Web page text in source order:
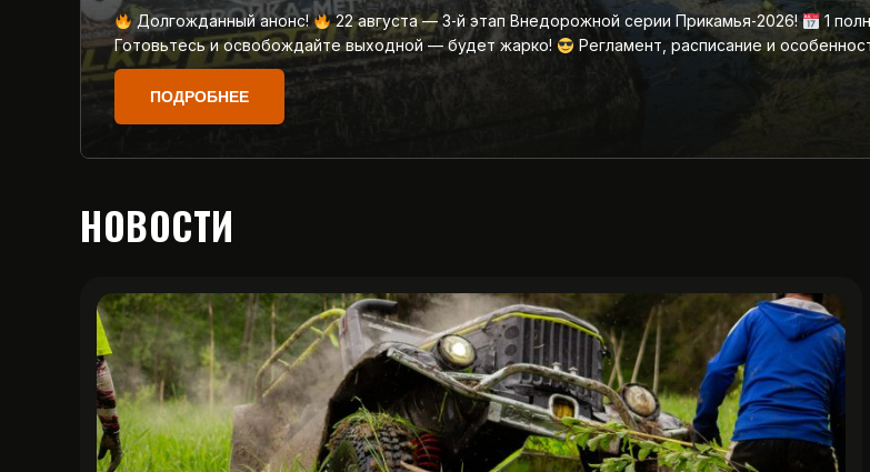
Долгожданный анонс! 22 августа — 3‑й этап Внедорожной серии Прикамья‑2026! 1
Готовьтесь и освобождайте выходной — будет жарко!
Регламент, расписание и
ПОДРОБНЕЕ
НОВОСТИ